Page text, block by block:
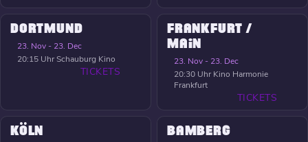
DORTMUND
23. Nov - 23. Dec
20:15 UhrSchauburg Kino
TICKETS
FRANKFURT /
MAIN
23. Nov - 23. Dec
20:30 Uhr Kino Harmonie
Frankfurt
TICKETS
KÖLN BAMBERG